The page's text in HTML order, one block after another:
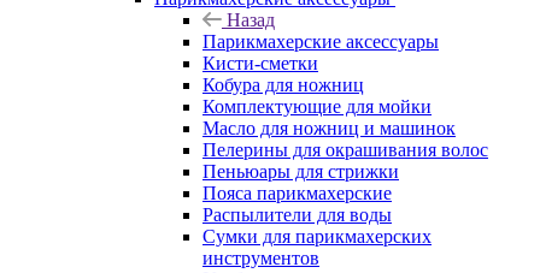
Назад
Парикмахерские аксессуары
Кисти-сметки
Кобура для ножниц
Комплектующие для мойки
Масло для ножниц и машинок
Пелерины для окрашивания волос
Пеньюары для стрижки
Пояса парикмахерские
Распылители для воды
Сумки для парикмахерских
инструментов